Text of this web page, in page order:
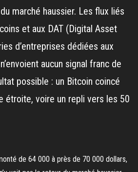
marché haussier. Les flux liés
et aux DAT (Digital Asset
d’entreprises dédiées aux
aucun signal franc de
possible : un Bitcoin coincé
étroite, voire un repli vers les 50
de 64 000 à près de 70 000 dollars,